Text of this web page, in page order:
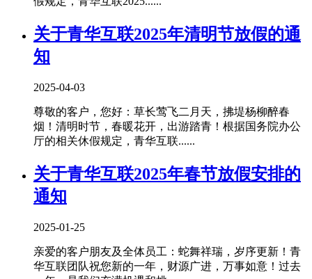
关于青华互联2025年清明节放假的通
知
2025-04-03
尊敬的客户，您好：草长莺飞二月天，拂堤杨柳醉春
烟！清明时节，春暖花开，出游踏青！根据国务院办公
厅的相关休假规定，青华互联......
关于青华互联2025年春节放假安排的
通知
2025-01-25
亲爱的客户朋友及全体员工：蛇舞祥瑞，岁序更新！青
华互联团队祝您新的一年，财源广进，万事如意！过去